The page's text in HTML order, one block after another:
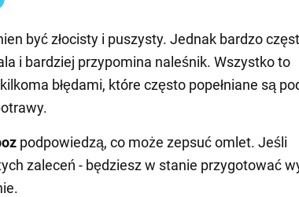
być złocisty i puszysty. Jednak bardzo
i bardziej przypomina naleśnik. Wszystko to
błędami, które często popełniane są
podpowiedzą, co może zepsuć omlet. Jeśli
zaleceń - będziesz w stanie przygotować